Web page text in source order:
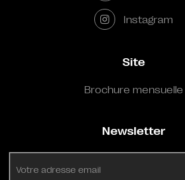
Instagram
Site
Brochure mensuelle
Newsletter